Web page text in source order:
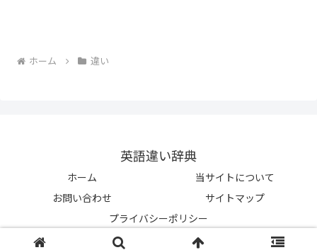
ホーム 違い
英語違い辞典
ホーム
当サイトについて
お問い合わせ
サイトマップ
プライバシーポリシー
© 2023-2026 英語違い辞典.